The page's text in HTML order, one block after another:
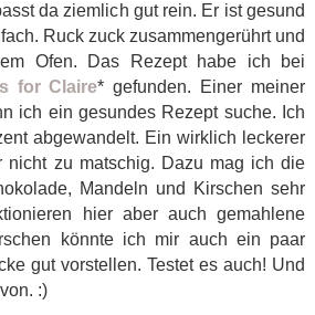
da ziemlich gut rein. Er ist gesund
Ruck zuck zusammengerührt und
Ofen. Das Rezept habe ich bei
for Claire* gefunden. Einer meiner
ich ein gesundes Rezept suche. Ich
abgewandelt. Ein wirklich leckerer
nicht zu matschig. Dazu mag ich die
Mandeln und Kirschen sehr
hier aber auch gemahlene
könnte ich mir auch ein paar
gut vorstellen. Testet es auch! Und
:)